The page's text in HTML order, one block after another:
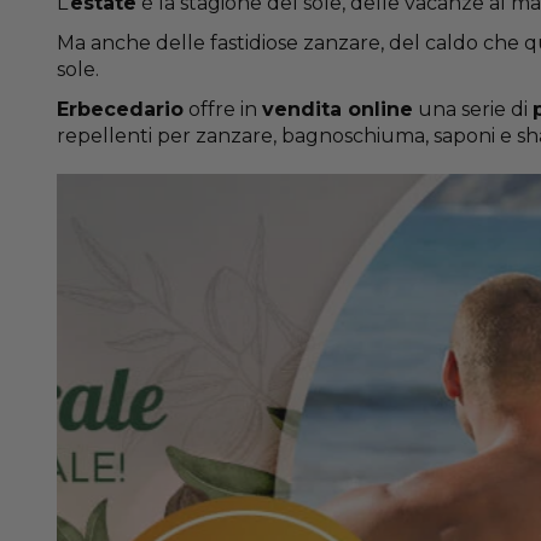
Ma anche delle fastidiose zanzare, del caldo che
sole.
Erbecedario offre in vendita online una serie di
repellenti per zanzare, bagnoschiuma, saponi e